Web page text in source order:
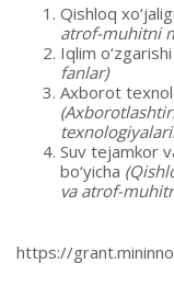
Qishloq
atrof-muhitni
Iqlim o‘zgarishi
fanlar)
Axborot
Suv tejamkor
bo‘yicha
va atrof-
https://